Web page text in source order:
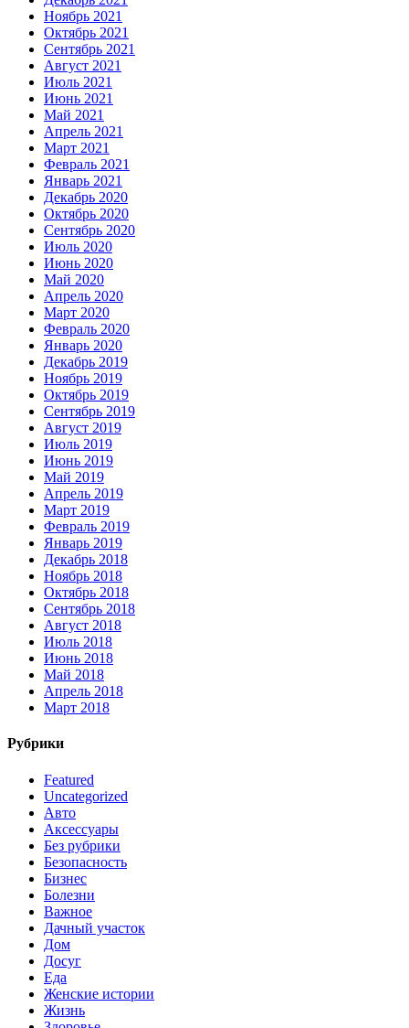
Ноябрь 2021
Октябрь 2021
Сентябрь 2021
Август 2021
Июль 2021
Июнь 2021
Май 2021
Апрель 2021
Март 2021
Февраль 2021
Январь 2021
Декабрь 2020
Октябрь 2020
Сентябрь 2020
Июль 2020
Июнь 2020
Май 2020
Апрель 2020
Март 2020
Февраль 2020
Январь 2020
Декабрь 2019
Ноябрь 2019
Октябрь 2019
Сентябрь 2019
Август 2019
Июль 2019
Июнь 2019
Май 2019
Апрель 2019
Март 2019
Февраль 2019
Январь 2019
Декабрь 2018
Ноябрь 2018
Октябрь 2018
Сентябрь 2018
Август 2018
Июль 2018
Июнь 2018
Май 2018
Апрель 2018
Март 2018
Рубрики
Featured
Uncategorized
Авто
Аксессуары
Без рубрики
Безопасность
Бизнес
Болезни
Важное
Дачный участок
Дом
Досуг
Еда
Женские истории
Жизнь